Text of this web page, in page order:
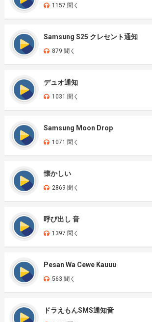
1157 聞く
Samsung S25 クレセント通知
879 聞く
デュオ通知
1031 聞く
Samsung Moon Drop
1071 聞く
懐かしい
2869 聞く
呼び出し 音
1397 聞く
Pesan Wa Cewe Kauuu
563 聞く
ドラえもんSMS通知音